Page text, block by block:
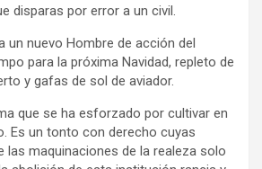
disparas por error a un civil.
un nuevo Hombre de acción del
para la próxima Navidad, repleto de
y gafas de sol de aviador.
que se ha esforzado por cultivar en
Es un tonto con derecho cuyas
las maquinaciones de la realeza solo